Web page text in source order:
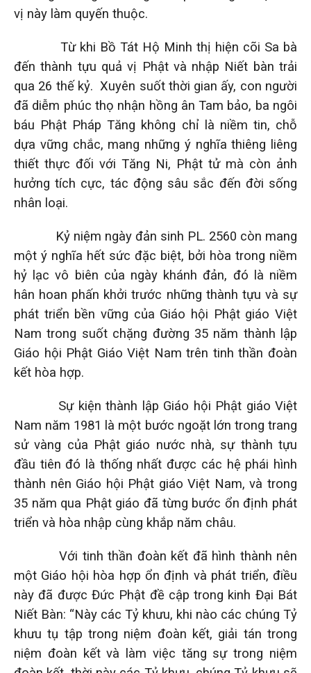
vị này làm quyến thuộc.
Từ khi Bồ Tát Hộ Minh thị hiện cõi Sa bà
đến thành tựu quả vị Phật và nhập Niết bàn trải
qua 26 thế kỷ. Xuyên suốt thời gian ấy, con người
đã diễm phúc thọ nhận hồng ân Tam bảo, ba ngôi
báu Phật Pháp Tăng không chỉ là niềm tin, chỗ
dựa vững chắc, mang những ý nghĩa thiêng liêng
thiết thực đối với Tăng Ni, Phật tử mà còn ảnh
hưởng tích cực, tác động sâu sắc đến đời sống
nhân loại.
Kỷ niệm ngày đản sinh PL. 2560 còn mang
một ý nghĩa hết sức đặc biệt, bởi hòa trong niềm
hỷ lạc vô biên của ngày khánh đản, đó là niềm
hân hoan phấn khởi trước những thành tựu và sự
phát triển bền vững của Giáo hội Phật giáo Việt
Nam trong suốt chặng đường 35 năm thành lập
Giáo hội Phật Giáo Việt Nam trên tinh thần đoàn
kết hòa hợp.
Sự kiện thành lập Giáo hội Phật giáo Việt
Nam năm 1981 là một bước ngoặt lớn trong trang
sử vàng của Phật giáo nước nhà, sự thành tựu
đầu tiên đó là thống nhất được các hệ phái hình
thành nên Giáo hội Phật giáo Việt Nam, và trong
35 năm qua Phật giáo đã từng bước ổn định phát
triển và hòa nhập cùng khắp năm châu.
Với tinh thần đoàn kết đã hình thành nên
một Giáo hội hòa hợp ổn định và phát triển, điều
này đã được Đức Phật đề cập trong kinh Đại Bát
Niết Bàn: “Này các Tỷ khưu, khi nào các chúng Tỷ
khưu tụ tập trong niệm đoàn kết, giải tán trong
niệm đoàn kết và làm việc tăng sự trong niệm